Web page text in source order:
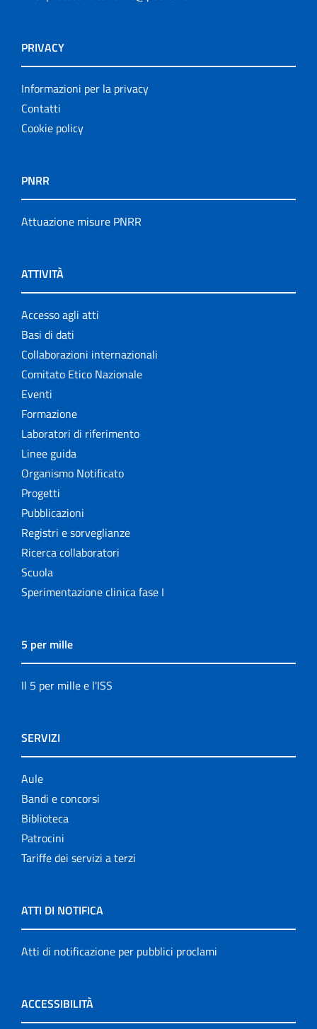
PRIVACY
Informazioni per la privacy
Contatti
Cookie policy
PNRR
Attuazione misure PNRR
ATTIVITÀ
Accesso agli atti
Basi di dati
Collaborazioni internazionali
Comitato Etico Nazionale
Eventi
Formazione
Laboratori di riferimento
Linee guida
Organismo Notificato
Progetti
Pubblicazioni
Registri e sorveglianze
Ricerca collaboratori
Scuola
Sperimentazione clinica fase I
5 per mille
Il 5 per mille e l'ISS
SERVIZI
Aule
Bandi e concorsi
Biblioteca
Patrocini
Tariffe dei servizi a terzi
ATTI DI NOTIFICA
Atti di notificazione per pubblici proclami
ACCESSIBILITÀ